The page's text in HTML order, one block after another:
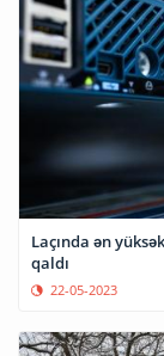
Laçında ən
qaldı
22-05-2023